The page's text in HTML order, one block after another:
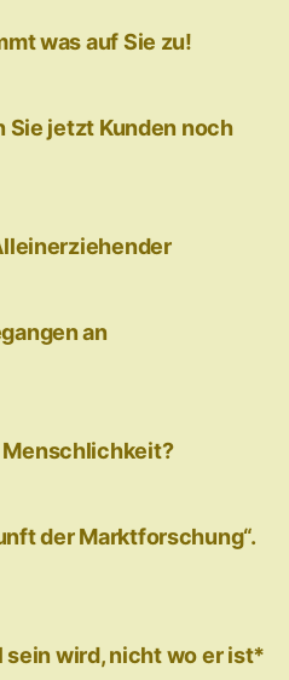
was auf Sie zu!
Sie jetzt Kunden noch
an
der Marktforschung“.
sein wird, nicht wo er ist*